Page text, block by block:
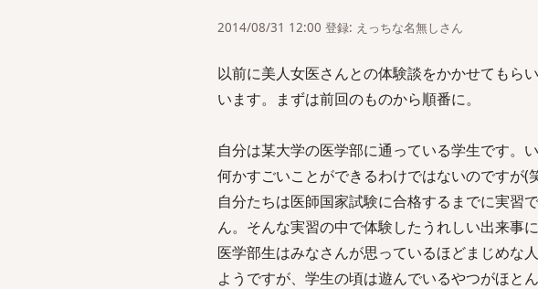
2014/08/31 12:00 登録: えっちな名無しさん
以前に美人女医さんとの体験談をかかせてもら
います。まずは前回のものから順番に。
自分は某大学の医学部に通っている学生です。
何かすごいことができるわけではないのですが(
自分たちは医師国家試験に合格するまでに実習
ん。そんな実習の中で体験したうれしい出来事
医学部生はみなさんが思っているほどまじめな
ようですが、学生の頃は遊んでいるやつがほと